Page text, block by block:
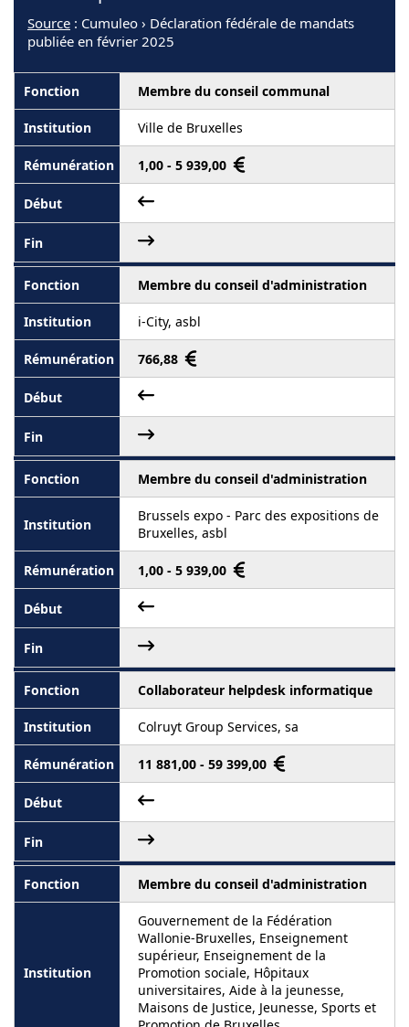
Source : Cumuleo › Déclaration fédérale de mandats
publiée en février 2025
Membre du conseil communal
Ville de Bruxelles
1,00 - 5 939,00
Membre du conseil d'administration
i-City, asbl
766,88
Membre du conseil d'administration
Brussels expo - Parc des expositions de
Bruxelles, asbl
1,00 - 5 939,00
Collaborateur helpdesk informatique
Colruyt Group Services, sa
11 881,00 - 59 399,00
Membre du conseil d'administration
Gouvernement de la Fédération
Wallonie-Bruxelles, Enseignement
supérieur, Enseignement de la
Promotion sociale, Hôpitaux
universitaires, Aide à la jeunesse,
Maisons de Justice, Jeunesse, Sports et